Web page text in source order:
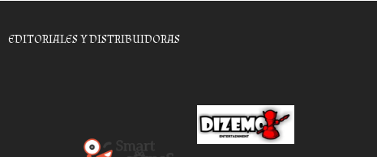
EDITORIALES Y DISTRIBUIDORAS